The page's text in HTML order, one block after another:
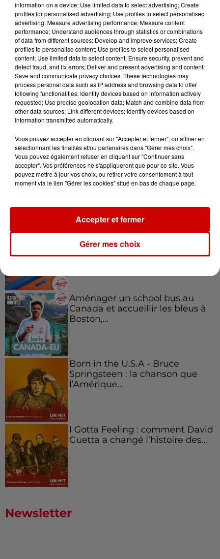
Gagnez vos entrées pour le
Musée du Sport Automobile au
Mans !
Destination Vacances - Gagnez
de la...
Podcasts Voir plus
Kelly Massol, figure
emblématique de
l'entrepreneuriat féminin
Aménager un school bus au
Canada et accueillir les bleus à
Boston,...
Born in the U.S.A - Bruce
Springsteen : la chanson que
l’Amérique...
I Gotta Feeling : comment David
Guetta a changé l’histoire des...
Newsletter
information on a device; Use limited data to select advertising; Create
profiles for personalised advertising; Use profiles to select personalised
advertising; Measure advertising performance; Measure content
performance; Understand audiences through statistics or combinations
of data from different sources; Develop and improve services; Create
profiles to personalise content; Use profiles to select personalised
content; Use limited data to select content; Ensure security, prevent and
detect fraud, and fix errors; Deliver and present advertising and content;
Save and communicate privacy choices. These technologies may
process personal data such as IP address and browsing data to offer
following functionalities: Identify devices based on information actively
requested; Use precise geolocation data; Match and combine data from
other data sources; Link different devices; Identify devices based on
information transmitted automatically.
Vous pouvez accepter en cliquant sur "Accepter et fermer", ou affiner en
sélectionnant les finalités et/ou partenaires dans "Gérer mes choix".
Vous pouvez également refuser en cliquant sur "Continuer sans
accepter". Vos préférences ne s'appliqueront que pour ce site. Vous
pouvez mettre à jour vos choix, ou retirer votre consentement à tout
moment via le lien "Gérer les cookies" situé en bas de chaque page.
Gérer mes choix
Accepter et fermer